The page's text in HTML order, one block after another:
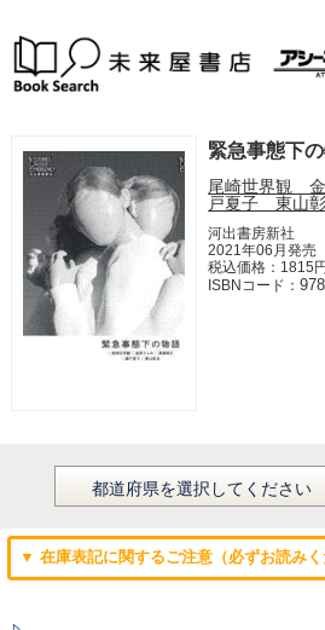
緊急事態下
尾崎世界観
戸夏子 東山
河出書房新社
2021年06月発売
税込価格：1815
ISBNコード：
▼ 在庫表記に関するご注意（必ずお読みく